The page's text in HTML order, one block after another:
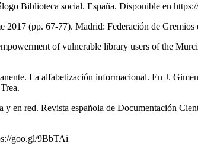
Biblioteca social. España. Disponible en
(pp. 67-77). Madrid: Federación de
of vulnerable library users of the
La alfabetización informacional. En J.
en red. Revista española de Documentación
goo.gl/9BbTAi